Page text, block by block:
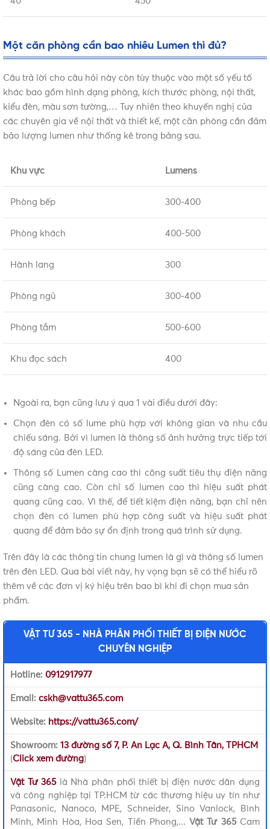
Một căn phòng cần bao nhiêu Lumen thì đủ?
Câu trả lời cho câu hỏi này còn tùy thuộc vào một số yếu tố
khác bao gồm hình dạng phòng, kích thước phòng, nội thất,
kiểu đèn, màu sơn tường,… Tuy nhiên theo khuyến nghị của
các chuyên gia về nội thất và thiết kế, một căn phòng cần đảm
bảo lượng lumen như thống kê trong bảng sau.
Khu vực Lumens
Phòng bếp 300-400
Phòng khách 400-500
Hành lang 300
Phòng ngủ 300-400
Phòng tắm 500-600
Khu đọc sách 400
Ngoài ra, bạn cũng lưu ý qua 1 vài điều dưới đây:
Chọn đèn có số lume phù hợp với không gian và nhu cầu
chiếu sáng. Bởi vì lumen là thông số ảnh hưởng trực tiếp tới
độ sáng của đèn LED.
Thông số Lumen càng cao thì công suất tiêu thụ điện năng
cũng càng cao. Còn chỉ số lumen cao thì hiệu suất phát
quang cũng cao. Vì thế, để tiết kiệm điện năng, bạn chỉ nên
chọn đèn có lumen phù hợp công suất và hiệu suất phát
quang để đảm bảo sự ổn định trong quá trình sử dụng.
Trên đây là các thông tin chung lumen là gì và thông số lumen
trên đèn LED. Qua bài viết này, hy vọng bạn sẽ có thể hiểu rõ
thêm về các đơn vị ký hiệu trên bao bì khi đi chọn mua sản
phẩm.
VẬT TƯ 365 - NHÀ PHÂN PHỐI THIẾT BỊ ĐIỆN NƯỚC
CHUYÊN NGHIỆP
Hotline: 0912917977
Email: cskh@vattu365.com
Website: https://vattu365.com/
Showroom: 13 đường số 7, P. An Lạc A, Q. Bình Tân, TPHCM
(Click xem đường)
Vật Tư 365là Nhà phân phối thiết bị điện nước dân dụng
và công nghiệp tại TP.HCM từ các thương hiệu uy tín như
Panasonic, Nanoco, MPE, Schneider, Sino Vanlock, Bình
Minh, Minh Hòa, Hoa Sen, Tiền Phong,... Vật Tư 365Cam